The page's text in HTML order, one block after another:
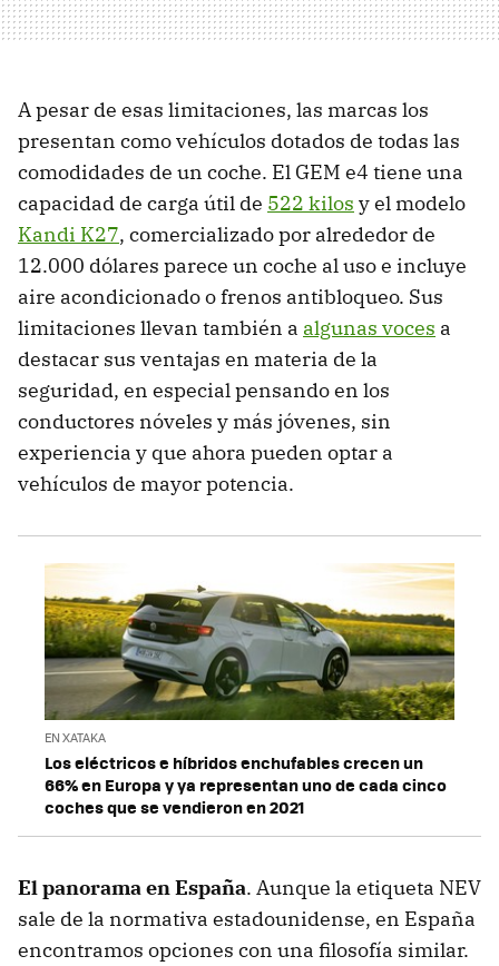
A pesar de esas limitaciones, las marcas los
presentan como vehículos dotados de todas las
comodidades de un coche. El GEM e4 tiene una
capacidad de carga útil de 522 kilos y el modelo
Kandi K27, comercializado por alrededor de
12.000 dólares parece un coche al uso e incluye
aire acondicionado o frenos antibloqueo. Sus
limitaciones llevan también a algunas voces a
destacar sus ventajas en materia de la
seguridad, en especial pensando en los
conductores nóveles y más jóvenes, sin
experiencia y que ahora pueden optar a
vehículos de mayor potencia.
EN XATAKA
Los eléctricos e híbridos enchufables crecen un
66% en Europa y ya representan uno de cada cinco
coches que se vendieron en 2021
El panorama en España. Aunque la etiqueta NEV
sale de la normativa estadounidense, en España
encontramos opciones con una filosofía similar.